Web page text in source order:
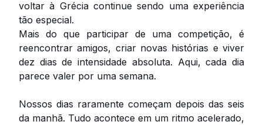
voltar à Grécia continue sendo uma experiência
tão especial.
Mais do que participar de uma competição, é
reencontrar amigos, criar novas histórias e viver
dez dias de intensidade absoluta. Aqui, cada dia
parece valer por uma semana.
Nossos dias raramente começam depois das seis
da manhã. Tudo acontece em um ritmo acelerado,